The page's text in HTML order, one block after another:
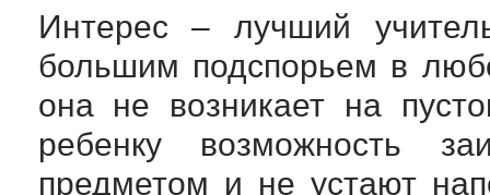
Интерес – лучший
большим подспорьем в
она не возникает на
ребенку возможность
предметом и не устают